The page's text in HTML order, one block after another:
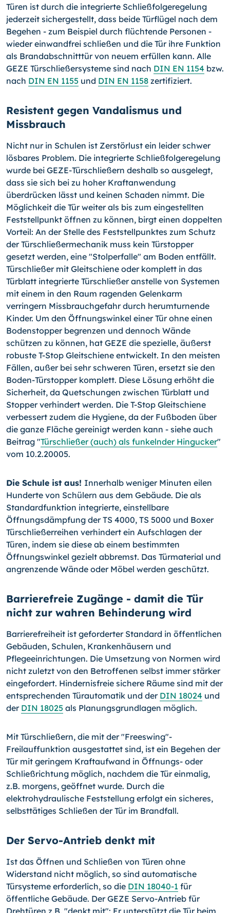
Türen ist durch die integrierte Schließfolgeregelung
jederzeit sichergestellt, dass beide Türflügel nach dem
Begehen - zum Beispiel durch flüchtende Personen -
wieder einwandfrei schließen und die Tür ihre Funktion
als Brandabschnitttür von neuem erfüllen kann. Alle
GEZE Türschließersysteme sind nach DIN EN 1154 bzw.
nach DIN EN 1155 und DIN EN 1158 zertifiziert.
Resistent gegen Vandalismus und
Missbrauch
Nicht nur in Schulen ist Zerstörlust ein leider schwer
lösbares Problem. Die integrierte Schließfolgeregelung
wurde bei GEZE-Türschließern deshalb so ausgelegt,
dass sie sich bei zu hoher Kraftanwendung
überdrücken lässt und keinen Schaden nimmt. Die
Möglichkeit die Tür weiter als bis zum eingestellten
Feststellpunkt öffnen zu können, birgt einen doppelten
Vorteil: An der Stelle des Feststellpunktes zum Schutz
der Türschließermechanik muss kein Türstopper
gesetzt werden, eine "Stolperfalle" am Boden entfällt.
Türschließer mit Gleitschiene oder komplett in das
Türblatt integrierte Türschließer anstelle von Systemen
mit einem in den Raum ragenden Gelenkarm
verringern Missbrauchgefahr durch herumturnende
Kinder. Um den Öffnungswinkel einer Tür ohne einen
Bodenstopper begrenzen und dennoch Wände
schützen zu können, hat GEZE die spezielle, äußerst
robuste T-Stop Gleitschiene entwickelt. In den meisten
Fällen, außer bei sehr schweren Türen, ersetzt sie den
Boden-Türstopper komplett. Diese Lösung erhöht die
Sicherheit, da Quetschungen zwischen Türblatt und
Stopper verhindert werden. Die T-Stop Gleitschiene
verbessert zudem die Hygiene, da der Fußboden über
die ganze Fläche gereinigt werden kann - siehe auch
Beitrag "Türschließer (auch) als funkelnder Hingucker"
vom 10.2.20005.
Die Schule ist aus! Innerhalb weniger Minuten eilen
Hunderte von Schülern aus dem Gebäude. Die als
Standardfunktion integrierte, einstellbare
Öffnungsdämpfung der TS 4000, TS 5000 und Boxer
Türschließerreihen verhindert ein Aufschlagen der
Türen, indem sie diese ab einem bestimmten
Öffnungswinkel gezielt abbremst. Das Türmaterial und
angrenzende Wände oder Möbel werden geschützt.
Barrierefreie Zugänge - damit die Tür
nicht zur wahren Behinderung wird
Barrierefreiheit ist geforderter Standard in öffentlichen
Gebäuden, Schulen, Krankenhäusern und
Pflegeeinrichtungen. Die Umsetzung von Normen wird
nicht zuletzt von den Betroffenen selbst immer stärker
eingefordert. Hindernisfreie sichere Räume sind mit der
entsprechenden Türautomatik und der DIN 18024 und
der DIN 18025 als Planungsgrundlagen möglich.
Mit Türschließern, die mit der "Freeswing"-
Freilauffunktion ausgestattet sind, ist ein Begehen der
Tür mit geringem Kraftaufwand in Öffnungs- oder
Schließrichtung möglich, nachdem die Tür einmalig,
z.B. morgens, geöffnet wurde. Durch die
elektrohydraulische Feststellung erfolgt ein sicheres,
selbsttätiges Schließen der Tür im Brandfall.
Der Servo-Antrieb denkt mit
Ist das Öffnen und Schließen von Türen ohne
Widerstand nicht möglich, so sind automatische
Türsysteme erforderlich, so die DIN 18040-1 für
öffentliche Gebäude. Der GEZE Servo-Antrieb für
Drehtüren z.B. "denkt mit": Er unterstützt die Tür beim